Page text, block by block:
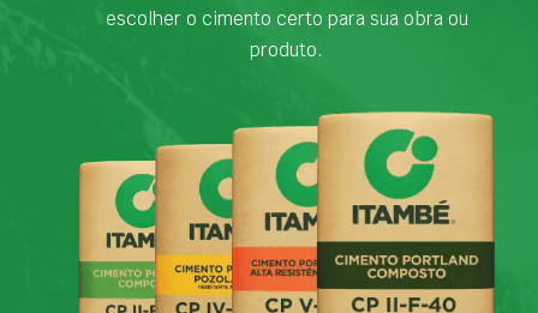
escolher o cimento certo para sua obra ou
produto.